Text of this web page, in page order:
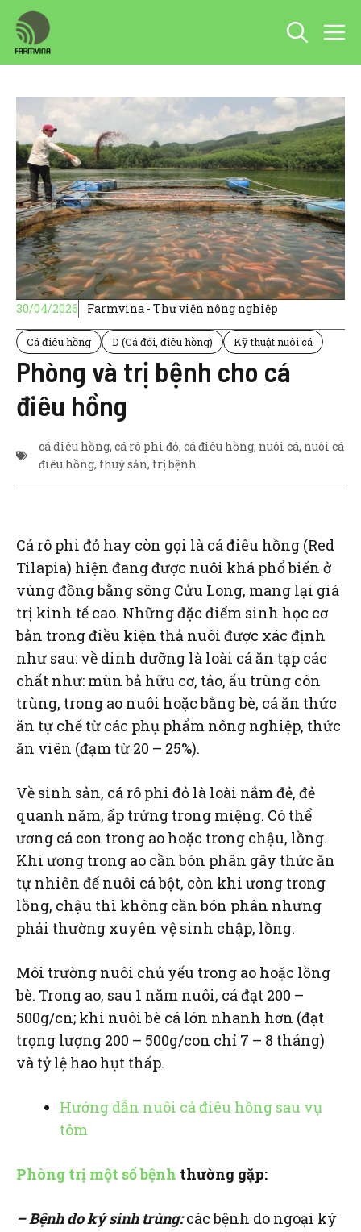
Chuyển
đến
nội
30/04/2026 Farmvina - Thư viện nông nghiệp
Cá điêu hồng D (Cá đối, điêu hồng) Kỹ thuật nuôi cá
Phòng và trị bệnh cho cá
điêu hồng
cá diêu hồng, cá rô phi đỏ, cá điêu hồng, nuôi cá, nuôi cá
điêu hồng, thuỷ sản, trị bệnh
Cá rô phi đỏ hay còn gọi là cá điêu hồng (Red
Tilapia) hiện đang được nuôi khá phổ biến ở
vùng đồng bằng sông Cửu Long, mang lại giá
trị kinh tế cao. Những đặc điểm sinh học cơ
bản trong điều kiện thả nuôi được xác định
như sau: về dinh dưỡng là loài cá ăn tạp các
chất như: mùn bả hữu cơ, tảo, ấu trùng côn
trùng, trong ao nuôi hoặc bằng bè, cá ăn thức
ăn tự chế từ các phụ phẩm nông nghiệp, thức
ăn viên (đạm từ 20 – 25%).
Về sinh sản, cá rô phi đỏ là loài nắm đẻ, đẻ
quanh năm, ấp trứng trong miệng. Có thể
ương cá con trong ao hoặc trong chậu, lồng.
Khi ương trong ao cần bón phân gây thức ăn
tự nhiên để nuôi cá bột, còn khi ương trong
lồng, chậu thì không cần bón phân nhưng
phải thường xuyên vệ sinh chập, lồng.
Môi trường nuôi chủ yếu trong ao hoặc lồng
bè. Trong ao, sau 1 năm nuôi, cá đạt 200 –
500g/cn; khi nuôi bè cá lớn nhanh hơn (đạt
trọng lượng 200 – 500g/con chỉ 7 – 8 tháng)
và tỷ lệ hao hụt thấp.
Hướng dẫn nuôi cá điêu hồng sau vụ
tôm
Phòng trị một số bệnh thường gặp:
– Bệnh do ký sinh trùng:các bệnh do ngoại ký